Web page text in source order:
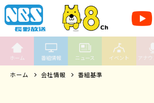
ホーム 番組情報 ニュース イベント アナ
ホーム 会社情報 番組基準